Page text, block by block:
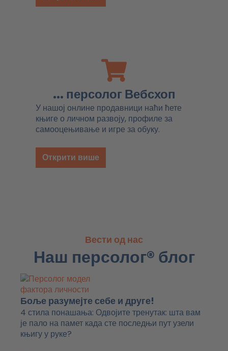
... персолог Вебсхоп
У нашој онлине продавници наћи ћете
књиге о личном развоју, профиле за
самооцењивање и игре за обуку.
Открити више
Вести од нас
Наш персолог® блог
Боље разумејте себе и друге!
4 стила понашања: Одвојите тренутак: шта вам
је пало на памет када сте последњи пут узели
књигу у руке?